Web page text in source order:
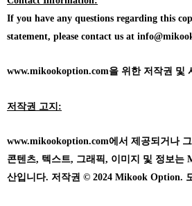
If you have any questions regarding this
statement, please contact us at
www.mikookoption.com을 위한 저작권 및
저작권 고지:
www.mikookoption.com에서 제공되거나
콘텐츠, 텍스트, 그래픽, 이미지 및 정보는
산입니다. 저작권 © 2024 Mikook Option.